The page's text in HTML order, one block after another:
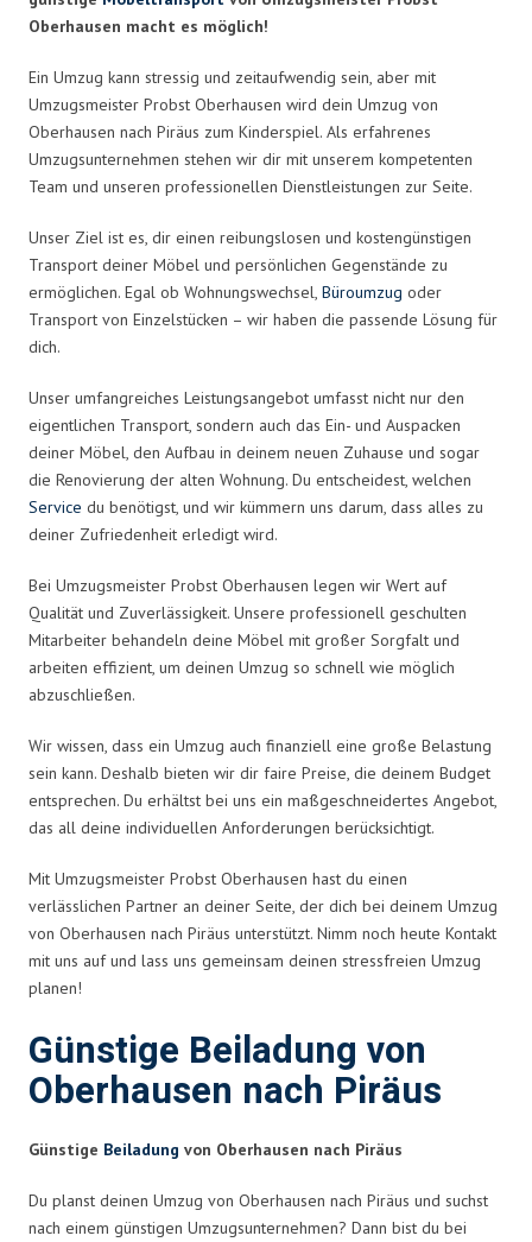
Oberhausen macht es möglich!
Ein Umzug kann stressig und zeitaufwendig sein, aber mit
Umzugsmeister Probst Oberhausen wird dein Umzug von
Oberhausen nach Piräus zum Kinderspiel. Als erfahrenes
Umzugsunternehmen stehen wir dir mit unserem kompetenten
Team und unseren professionellen Dienstleistungen zur Seite.
Unser Ziel ist es, dir einen reibungslosen und kostengünstigen
Transport deiner Möbel und persönlichen Gegenstände zu
ermöglichen. Egal ob Wohnungswechsel, Büroumzug oder
Transport von Einzelstücken – wir haben die passende Lösung für
dich.
Unser umfangreiches Leistungsangebot umfasst nicht nur den
eigentlichen Transport, sondern auch das Ein- und Auspacken
deiner Möbel, den Aufbau in deinem neuen Zuhause und sogar
die Renovierung der alten Wohnung. Du entscheidest, welchen
Service du benötigst, und wir kümmern uns darum, dass alles zu
deiner Zufriedenheit erledigt wird.
Bei Umzugsmeister Probst Oberhausen legen wir Wert auf
Qualität und Zuverlässigkeit. Unsere professionell geschulten
Mitarbeiter behandeln deine Möbel mit großer Sorgfalt und
arbeiten effizient, um deinen Umzug so schnell wie möglich
abzuschließen.
Wir wissen, dass ein Umzug auch finanziell eine große Belastung
sein kann. Deshalb bieten wir dir faire Preise, die deinem Budget
entsprechen. Du erhältst bei uns ein maßgeschneidertes Angebot,
das all deine individuellen Anforderungen berücksichtigt.
Mit Umzugsmeister Probst Oberhausen hast du einen
verlässlichen Partner an deiner Seite, der dich bei deinem Umzug
von Oberhausen nach Piräus unterstützt. Nimm noch heute Kontakt
mit uns auf und lass uns gemeinsam deinen stressfreien Umzug
planen!
Günstige Beiladung von
Oberhausen nach Piräus
Günstige Beiladung von Oberhausen nach Piräus
Du planst deinen Umzug von Oberhausen nach Piräus und suchst
nach einem günstigen Umzugsunternehmen? Dann bist du bei